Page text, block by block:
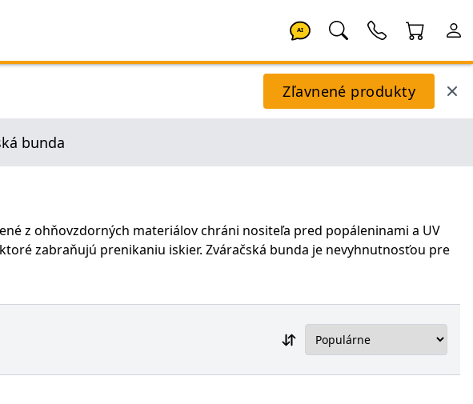
AI
Zľavnené produkty
bunda
z ohňovzdorných materiálov chráni nositeľa pred popáleninami a UV
zabraňujú prenikaniu iskier. Zváračská bunda je nevyhnutnosťou pre